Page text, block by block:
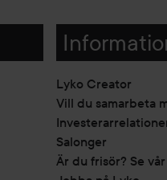
Lyko Creator
Vill du samarbeta
Salonger
Är du frisör? Se